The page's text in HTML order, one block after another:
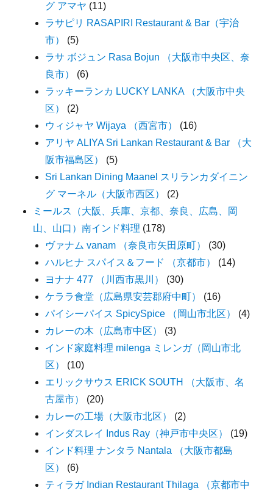
グ アマヤ (11)
ラサピリ RASAPIRI Restaurant & Bar（宇治
市）
(5)
ラサ ボジュン Rasa Bojun （大阪市中央区、奈
良市）
(6)
ラッキーランカ LUCKY LANKA （大阪市中央
区）
(2)
ウィジャヤ Wijaya （西宮市）
(16)
アリヤ ALIYA Sri Lankan Restaurant & Bar （大
阪市福島区）
(5)
Sri Lankan Dining Maanel スリランカダイニン
グ マーネル（大阪市西区）
(2)
ミールス（大阪、兵庫、京都、奈良、広島、岡
山、山口）南インド料理 (178)
ヴァナム vanam （奈良市矢田原町）
(30)
ハルヒナ スパイス＆フード （京都市）
(14)
ヨナナ 477 （川西市黒川）
(30)
ケララ食堂（広島県安芸郡府中町）
(16)
パイシーパイス SpicySpice （岡山市北区）
(4)
カレーの木（広島市中区）
(3)
インド家庭料理 milenga ミレンガ（岡山市北
区）
(10)
エリックサウス ERICK SOUTH （大阪市、名
古屋市）
(20)
カレーの工場（大阪市北区）
(2)
インダスレイ Indus Ray（神戸市中央区）
(19)
インド料理 ナンタラ Nantala （大阪市都島
区）
(6)
ティラガ Indian Restaurant Thilaga （京都市中